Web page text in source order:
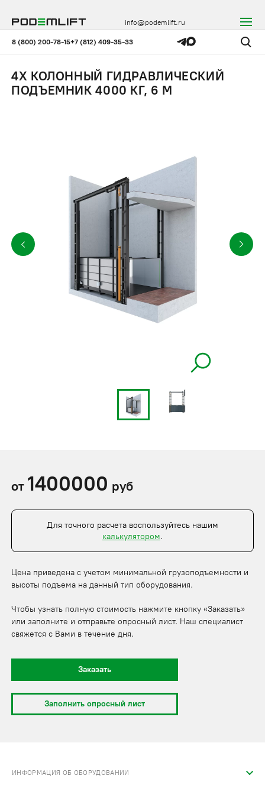
8 (800) 200-78-15+7 (812) 409-35-33
info@podemlift.ru
4Х КОЛОННЫЙ ГИДРАВЛИЧЕСКИЙ
ПОДЪЕМНИК 4000 КГ, 6 М
от 1400000 руб
Для точного расчета воспользуйтесь нашим
калькулятором.
Цена приведена с учетом минимальной грузоподъемности и
высоты подъема на данный тип оборудования.
Чтобы узнать полную стоимость нажмите кнопку «Заказать»
или заполните и отправьте опросный лист. Наш специалист
свяжется с Вами в течение дня.
Заказать
Заполнить опросный лист
ИНФОРМАЦИЯ ОБ ОБОРУДОВАНИИ